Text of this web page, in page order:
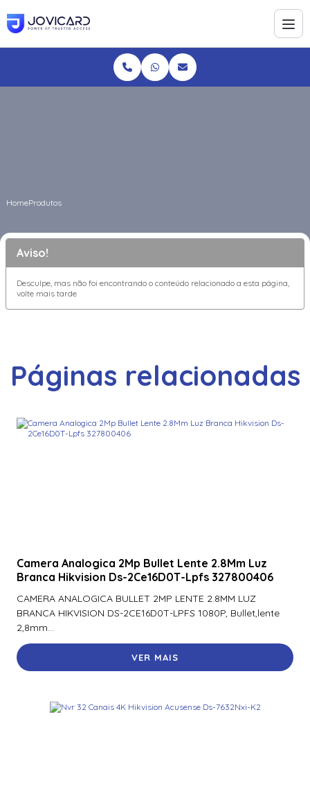
HomeProdutos
Aviso!
Desculpe, mas não foi encontrando o conteúdo relacionado a esta página,
volte mais tarde
Páginas relacionadas
Camera Analogica 2Mp Bullet Lente 2.8Mm Luz
Branca Hikvision Ds-2Ce16D0T-Lpfs 327800406
CAMERA ANALOGICA BULLET 2MP LENTE 2.8MM LUZ
BRANCA HIKVISION DS-2CE16D0T-LPFS 1080P, Bullet,lente
2,8mm...
VER MAIS